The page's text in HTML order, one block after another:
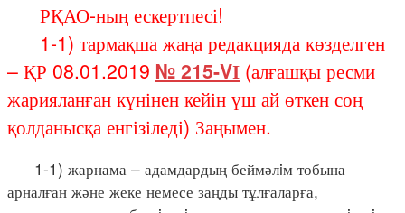
РҚАО-ның ескертпесі!
1-1) тармақша жаңа редакцияда көзделген
– ҚР 08.01.2019 № 215-VІ (алғашқы ресми
жарияланған күнінен кейін үш ай өткен соң
қолданысқа енгізіледі) Заңымен.
1-1) жарнама – адамдардың беймәлiм тобына
арналған және жеке немесе заңды тұлғаларға,